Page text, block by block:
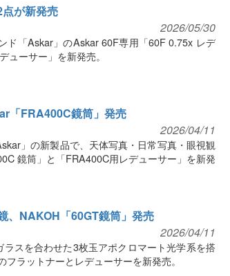
が新発売
2026/05/30
ド「Askar」のAskar 60F専用「60F 0.75x レデ
ーサー」を新発売。
「FRA400C鏡筒」発売
2026/04/11
」の新製品で、天体写真・日常写真・眼視観
鏡筒」と「FRA400C用レデューサー」を新発
、NAKOH「60GT鏡筒」発売
2026/04/11
スを合わせた3枚玉アポクロマート光学系を搭
ラットナーとレデューサーを新発売。